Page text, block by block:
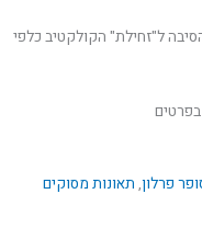
ל"זחילת" הקולקטיב כלפי
פרלון, תאונות מסוקים